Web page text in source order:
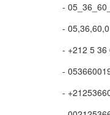
-
-
- +212 5 36
-
-